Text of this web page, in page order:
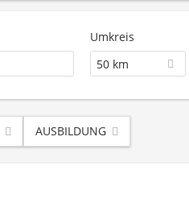
Umkreis
50 km
AUSBILDUNG